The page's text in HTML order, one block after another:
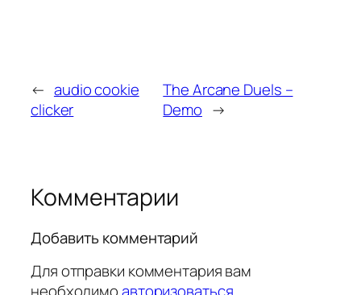
← audio cookie
clicker
The Arcane Duels –
Demo →
Комментарии
Добавить комментарий
Для отправки комментария вам
необходимоавторизоваться.